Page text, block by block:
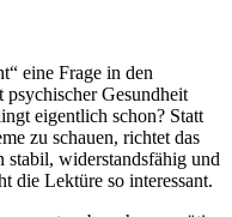
eine Frage in den
Gesundheit
eigentlich schon? Statt
zu schauen, richtet das
widerstandsfähig und
die Lektüre so interessant.